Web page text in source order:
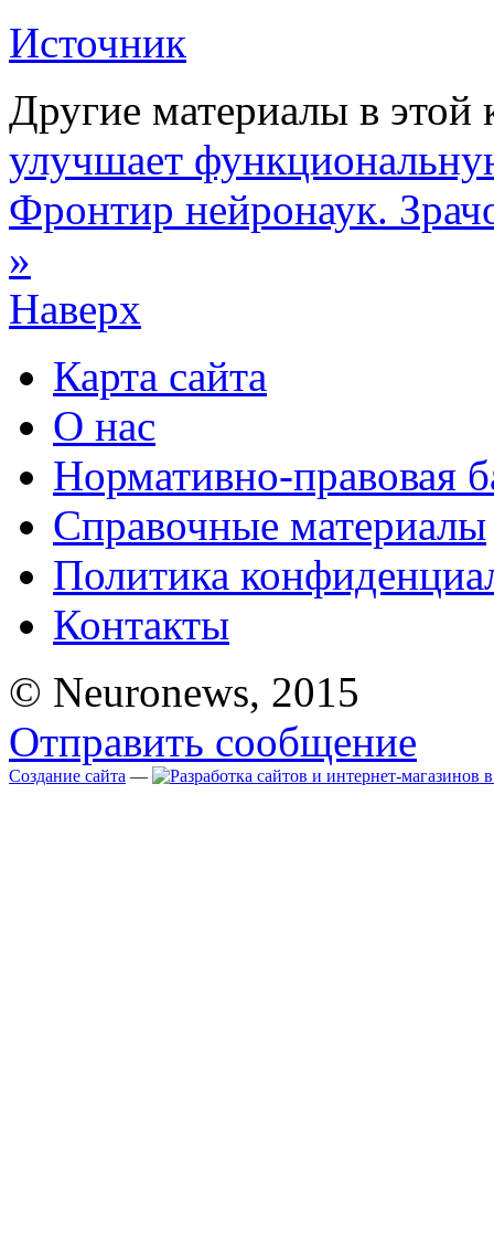
Источник
Другие материалы в этой
улучшает
Фронтир нейронаук.
»
Наверх
Карта сайта
О нас
Нормативно-правовая
Справочные материалы
Политика
Контакты
© Neuronews, 2015
Отправить сообщение
Создание сайта —